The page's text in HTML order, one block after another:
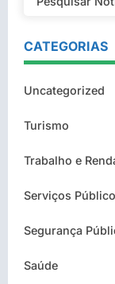
CATEGORIAS
Uncategorized
Turismo
Trabalho e
Serviços
Segurança
Saúde